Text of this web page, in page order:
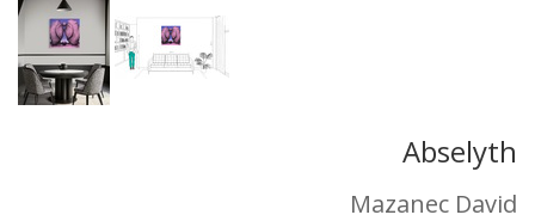
Abselyth
Mazanec David